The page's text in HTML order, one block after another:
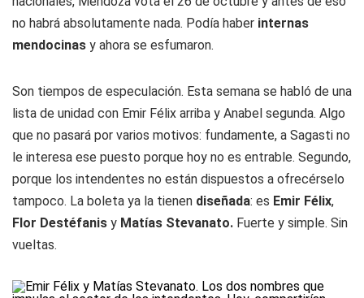
no habrá absolutamente nada. Podía haber internas
mendocinas y ahora se esfumaron.
Son tiempos de especulación. Esta semana se habló de una
lista de unidad con Emir Félix arriba y Anabel segunda. Algo
que no pasará por varios motivos: fundamente, a Sagasti no
le interesa ese puesto porque hoy no es entrable. Segundo,
porque los intendentes no están dispuestos a ofrecérselo
tampoco. La boleta ya la tienen diseñada: es Emir Félix,
Flor Destéfanis y Matías Stevanato. Fuerte y simple. Sin
vueltas.